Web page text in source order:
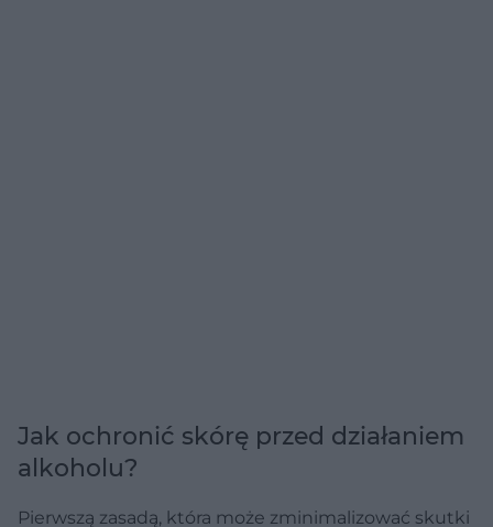
Jak ochronić skórę przed działaniem
alkoholu?
Pierwszą zasadą, która może zminimalizować skutki